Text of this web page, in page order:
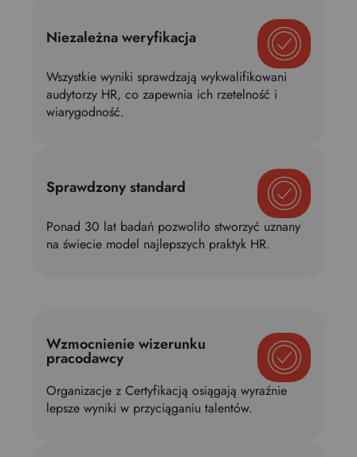
Niezależna weryfikacja
Wszystkie wyniki sprawdzają wykwalifikowani
audytorzy HR, co zapewnia ich rzetelność i
wiarygodność.
Sprawdzony standard
Ponad 30 lat badań pozwoliło stworzyć uznany
na świecie model najlepszych praktyk HR.
Wzmocnienie wizerunku
pracodawcy
Organizacje z Certyfikacją osiągają wyraźnie
lepsze wyniki w przyciąganiu talentów.